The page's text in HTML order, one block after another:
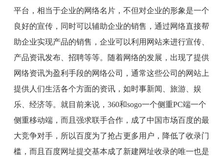
平台，相当于企业的网络名片，不但对企业的形象是一个
良好的宣传，同时可以辅助企业的销售，通过网络直接帮
助企业实现产品的销售，企业可以利用网站来进行宣传、
产品资讯发布、招聘等等。随着网络的发展，出现了提供
网络资讯为盈利手段的网络公司，通常这些公司的网站上
提供人们生活各个方面的资讯，如时事新闻、旅游、娱
乐、经济等。就目前来说， 360和sogo一个侧重PC端一个
侧重移动端，而且强求联手合作，成了中国市场百度的最
大竞争对手，所以百度为了抢占更多用户，降低了收录门
槛，而且百度网址提交基本成了新建网址收录的唯一也是